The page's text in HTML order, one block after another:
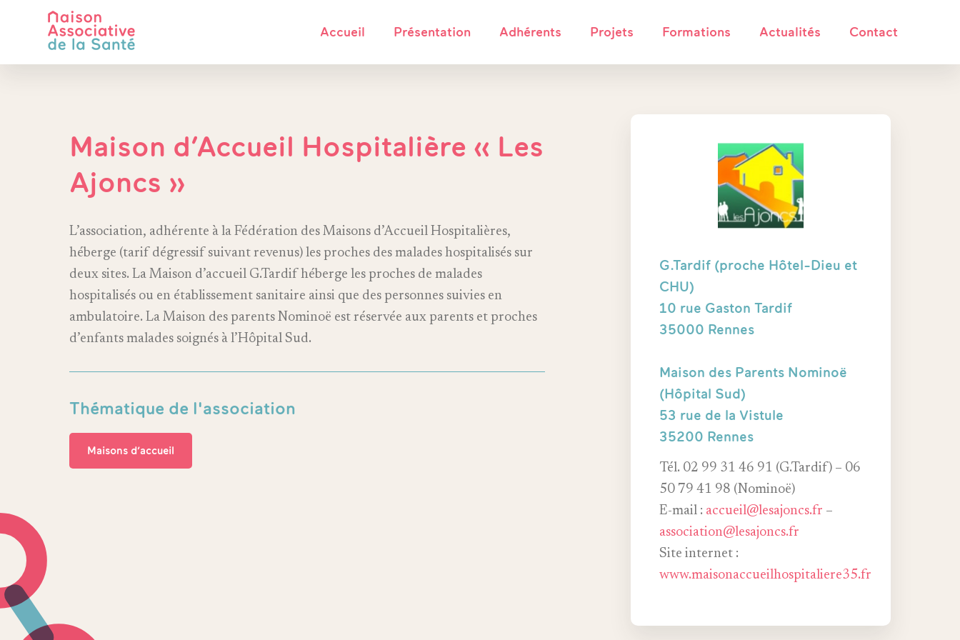
Accueil Présentation Adhérents Projets Formations Actualités Contact
Maison d’Accueil Hospitalière « Les
Ajoncs »
L’association, adhérente à la Fédération des Maisons d’Accueil Hospitalières,
héberge (tarif dégressif suivant revenus) les proches des malades hospitalisés sur
deux sites. La Maison d’accueil G.Tardif héberge les proches de malades
hospitalisés ou en établissement sanitaire ainsi que des personnes suivies en
ambulatoire. La Maison des parents Nominoë est réservée aux parents et proches
d’enfants malades soignés à l’Hôpital Sud.
Thématique de l'association
Maisons d’accueil
G.Tardif (proche Hôtel-Dieu et
CHU)
10 rue Gaston Tardif
35000 Rennes
Maison des Parents Nominoë
(Hôpital Sud)
53 rue de la Vistule
35200 Rennes
Tél. 02 99 31 46 91 (G.Tardif) – 06
50 79 41 98 (Nominoë)
E-mail : accueil@lesajoncs.fr –
association@lesajoncs.fr
Site internet :
www.maisonaccueilhospitaliere35.fr